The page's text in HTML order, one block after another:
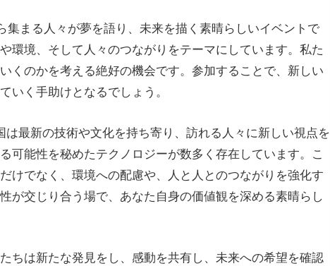
集まる人々が夢を語り、未来を描く素晴らしいイベントで
環境、そして人々のつながりをテーマにしています。私た
くのかを考える絶好の機会です。参加することで、新しい
いく手助けとなるでしょう。
最新の技術や文化を持ち寄り、訪れる人々に新しい視点を
可能性を秘めたテクノロジーが数多く存在しています。こ
けでなく、環境への配慮や、人と人とのつながりを強化す
が交じり合う場で、あなた自身の価値観を深める素晴らし
ちは新たな発見をし、感動を共有し、未来への希望を確認